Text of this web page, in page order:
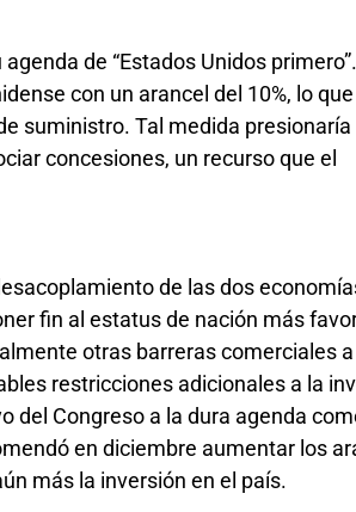
de “Estados Unidos
con un arancel del 10%, lo
suministro. Tal medida
concesiones, un recurso que el
de las dos
fin al estatus de nación más
otras barreras comerciales
restricciones adicionales a la
del Congreso a la dura agenda
en diciembre aumentar los
más la inversión en el país.